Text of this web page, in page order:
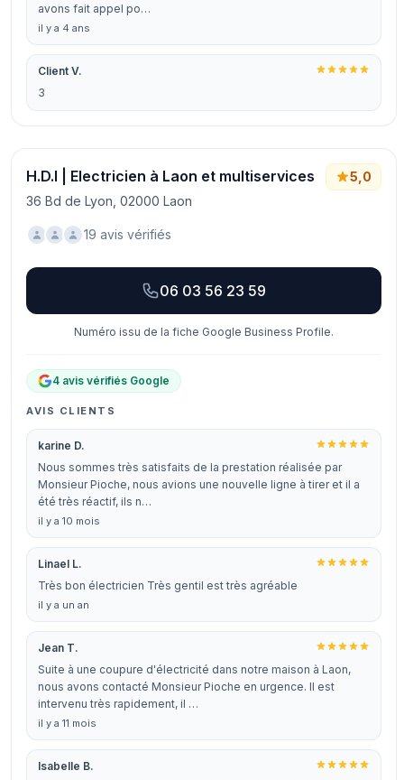
avons fait appel po…
il y a 4 ans
Client V.
3
H.D.I | Electricien à Laon et multiservices
36 Bd de Lyon, 02000 Laon
5,0
19 avis vérifiés
06 03 56 23 59
Numéro issu de la fiche Google Business Profile.
4 avis vérifiés Google
AVIS CLIENTS
karine D.
Nous sommes très satisfaits de la prestation réalisée par
Monsieur Pioche, nous avions une nouvelle ligne à tirer et il a
été très réactif, ils n…
il y a 10 mois
Linael L.
Très bon électricien Très gentil est très agréable
il y a un an
Jean T.
Suite à une coupure d'électricité dans notre maison à Laon,
nous avons contacté Monsieur Pioche en urgence. Il est
intervenu très rapidement, il …
il y a 11 mois
Isabelle B.